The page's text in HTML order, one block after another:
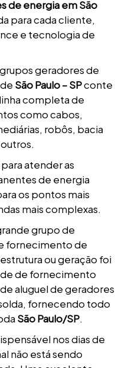
de energia em São
para cada cliente,
e tecnologia de
geradores de
São Paulo – SPconte
completa de
como cabos,
robôs, bacia
atender as
de energia
os pontos mais
mais complexas.
grupo de
fornecimento de
ou geração foi
de fornecimento
aluguel de geradores
fornecendo todo
São Paulo/SP.
nos dias de
não está sendo